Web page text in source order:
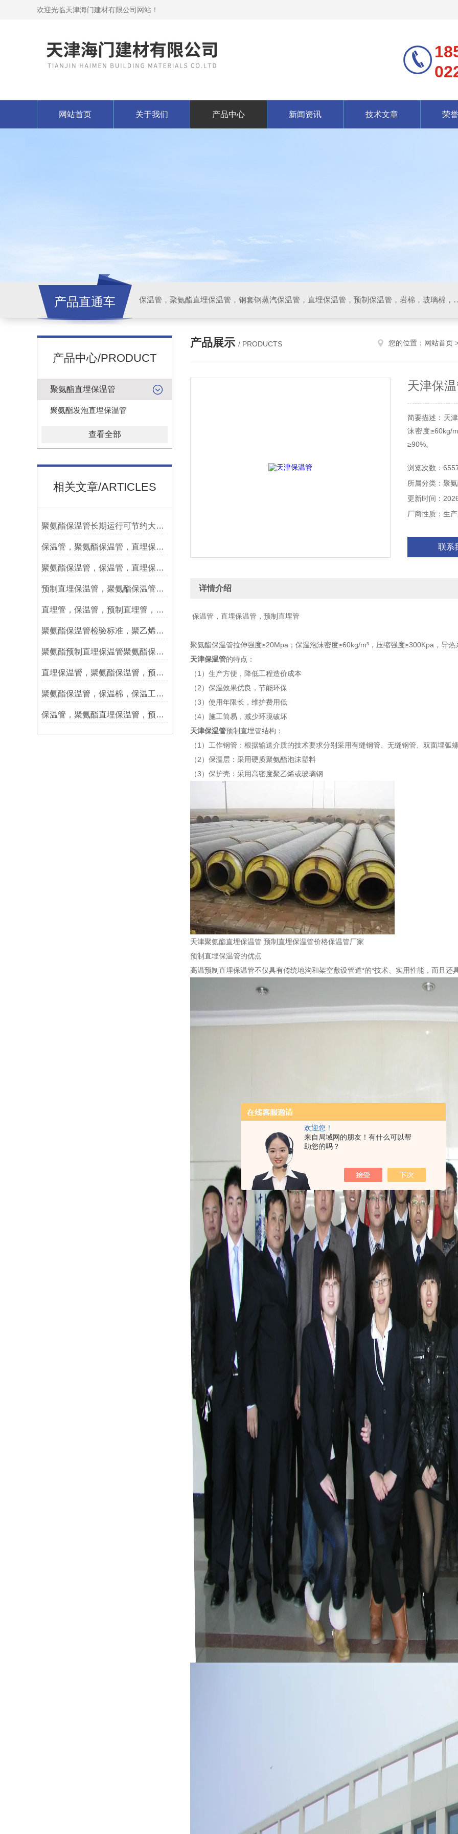
欢迎您！
来自局域网的朋友！有什么可以帮
助您的吗？
欢迎光临天津海门建材有限公司网站！
网站首页 关于我们 产品中心 新闻资讯 技术文章 荣
产品直通车 保温管，聚氨酯直埋保温管，钢套钢蒸汽保温管，直埋
产品中心/PRODUCT
聚氨酯直埋保温管
聚氨酯发泡直埋保温管
查看全部
相关文章/ARTICLES
聚氨酯保温管长期运行可节约大量能源
保温管，聚氨酯保温管，直埋保温管规格型号
聚氨酯保温管，保温管，直埋保温管，预制保温管原材料检验
预制直埋保温管，聚氨酯保温管，直埋管出厂检验
直埋管，保温管，预制直埋管，聚氨酯保温管生产过程检验
聚氨酯保温管检验标准，聚乙烯外护管检验，保温管，直埋管
聚氨酯预制直埋保温管聚氨酯保温层的维修
直埋保温管，聚氨酯保温管，预制直埋管生产工艺
聚氨酯保温管，保温棉，保温工程生产设备
保温管，聚氨酯直埋保温管，预制保温管供货组织预案
产品展示 / PRODUCTS 您的位置： 网站首页
天津保
简要描述：天
沫密度≥60kg/
≥90%。
浏览次数：
所属分类：聚
更新时间：
厂商性质：生
联系
详情介绍
保温管，直埋保温管，预制直埋管
聚氨酯保温管拉伸强度≥20Mpa；保温泡沫密度≥60kg/m³，压缩强度≥300Kpa，导热
天津保温管的特点：
（1）生产方便，降低工程造价成本
（2）保温效果优良，节能环保
（3）使用年限长，维护费用低
（4）施工简易，减少环境破坏
天津保温管预制直埋管结构：
（1）工作钢管：根据输送介质的技术要求分别采用有缝钢管、无缝钢管、双面埋弧
（2）保温层：采用硬质聚氨酯泡沫塑料
（3）保护壳：采用高密度聚乙烯或玻璃钢
天津聚氨酯直埋保温管 预制直埋保温管价格保温管厂家
预制直埋保温管的优点
高温预制直埋保温管不仅具有传统地沟和架空敷设管道*的*技术、实用性能，而且